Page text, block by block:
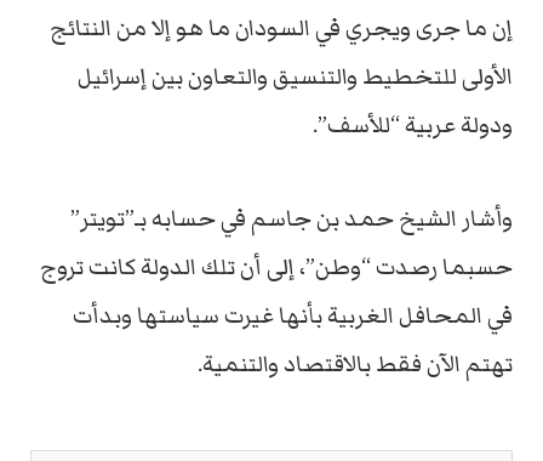
إن ما جرى ويجري في السودان ما هو إلا من النتائج
الأولى للتخطيط والتنسيق والتعاون بين إسرائيل
ودولة عربية “للأسف”.
وأشار الشيخ حمد بن جاسم في حسابه بـ”تويتر”
حسبما رصدت “وطن”، إلى أن تلك الدولة كانت تروج
في المحافل الغربية بأنها غيرت سياستها وبدأت
تهتم الآن فقط بالاقتصاد والتنمية.